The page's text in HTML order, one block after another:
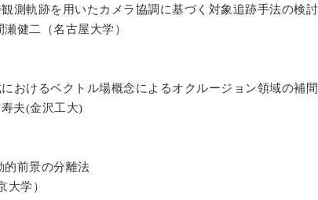
測軌跡を用いたカメラ協調に基づく対象追跡手法の検討
瀬健二（名古屋大学）
おけるベクトル場概念によるオクルージョン領域の補間
夫(金沢工大)
的前景の分離法
大学）